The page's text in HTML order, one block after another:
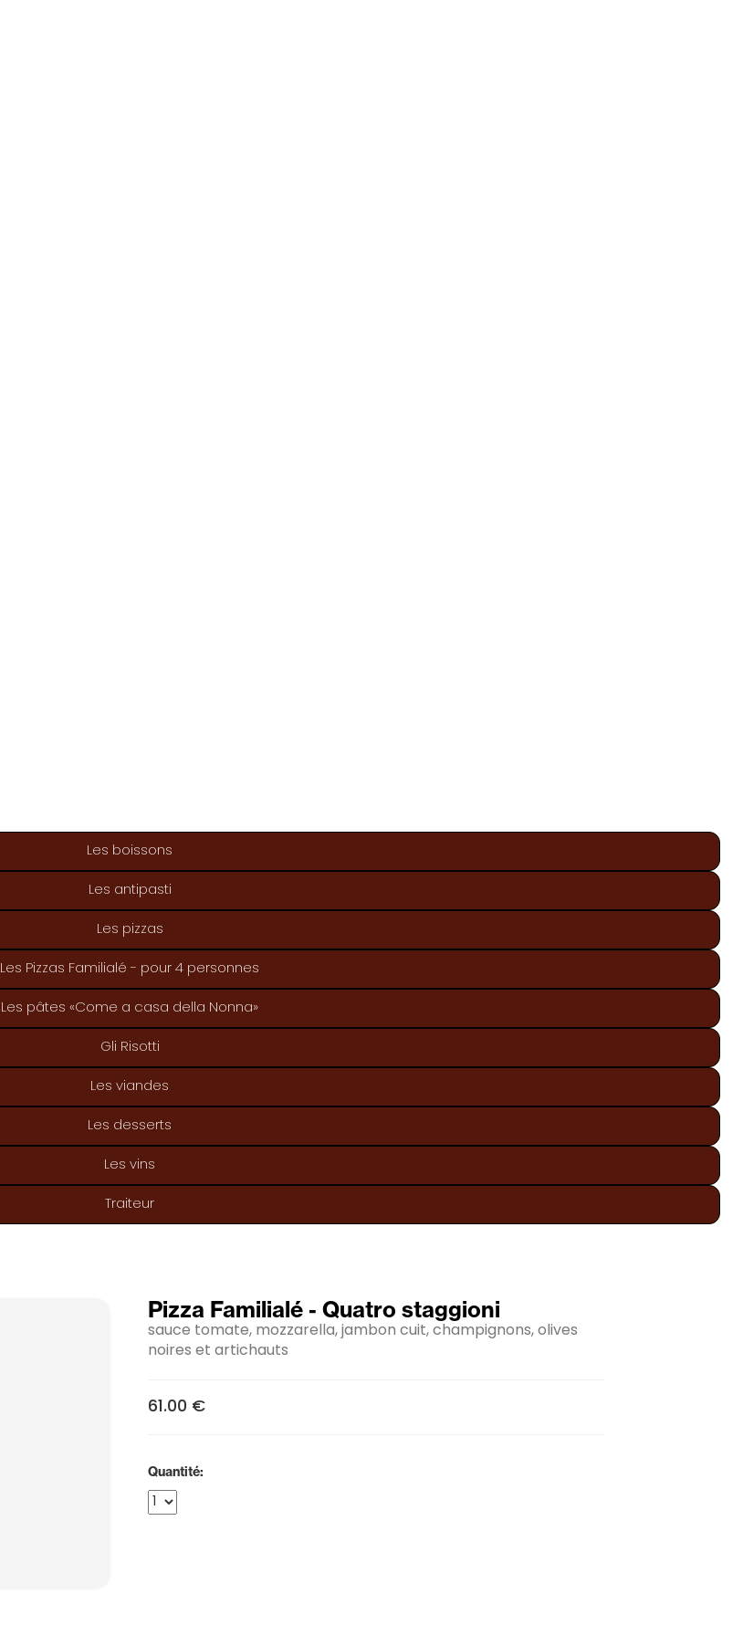
Les boissons
Les antipasti
Les pizzas
Les Pizzas Familialé - pour 4 personnes
Les pâtes «Come a casa della Nonna»
Gli Risotti
Les viandes
Les desserts
Les vins
Traiteur
Pizza Familialé - Quatro staggioni
sauce tomate, mozzarella, jambon cuit, champignons, olives
noires et artichauts
61.00 €
Quantité: